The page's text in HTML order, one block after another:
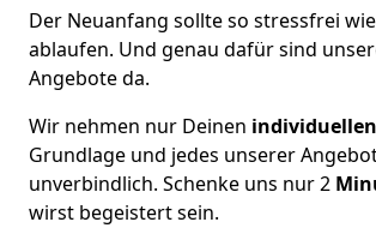
Der Neuanfang sollte so stressfrei
ablaufen. Und genau dafür sind
Angebote da.
Wir nehmen nur Deinen
Grundlage und jedes unserer
unverbindlich. Schenke uns nur 2
wirst begeistert sein.